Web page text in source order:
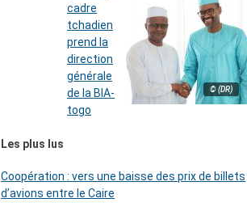
© (DR)
cadre
tchadien
prend la
direction
générale
de la BIA-
togo
Les plus lus
Coopération : vers une baisse des prix de billets
d’avions entre le Caire